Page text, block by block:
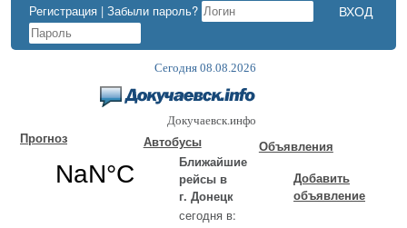
Регистрация | Забыли пароль?
Сегодня 08.08.2026
Докучаевск.инфо
Прогноз
Автобусы
Ближайшие
рейсы в
г. Донецк
сегодня в:
Объявления
Добавить
объявление